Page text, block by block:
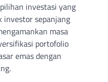
investasi yang
investor sepanjang
masa
portofolio
emas dengan